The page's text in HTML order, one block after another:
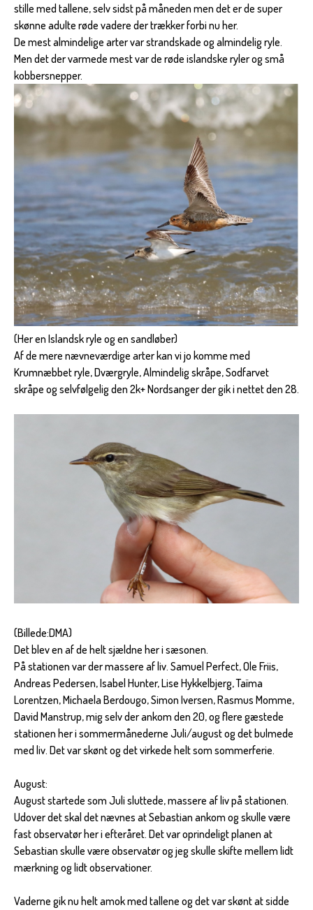
stille med tallene, selv sidst på måneden men det er de super
skønne adulte røde vadere der trækker forbi nu her.
De mest almindelige arter var strandskade og almindelig ryle.
Men det der varmede mest var de røde islandske ryler og små
kobbersnepper.
(Her en Islandsk ryle og en sandløber)
Af de mere nævneværdige arter kan vi jo komme med
Krumnæbbet ryle, Dværgryle, Almindelig skråpe, Sodfarvet
skråpe og selvfølgelig den 2k+ Nordsanger der gik i nettet den 28.
(Billede:DMA)
Det blev en af de helt sjældne her i sæsonen.
På stationen var der massere af liv. Samuel Perfect, Ole Friis,
Andreas Pedersen, Isabel Hunter, Lise Hykkelbjerg, Taïma
Lorentzen, Michaela Berdougo, Simon Iversen, Rasmus Momme,
David Manstrup, mig selv der ankom den 20, og flere gæstede
stationen her i sommermånederne Juli/august og det bulmede
med liv. Det var skønt og det virkede helt som sommerferie.
August:
August startede som Juli sluttede, massere af liv på stationen.
Udover det skal det nævnes at Sebastian ankom og skulle være
fast observatør her i efteråret. Det var oprindeligt planen at
Sebastian skulle være observatør og jeg skulle skifte mellem lidt
mærkning og lidt observationer.
Vaderne gik nu helt amok med tallene og det var skønt at sidde